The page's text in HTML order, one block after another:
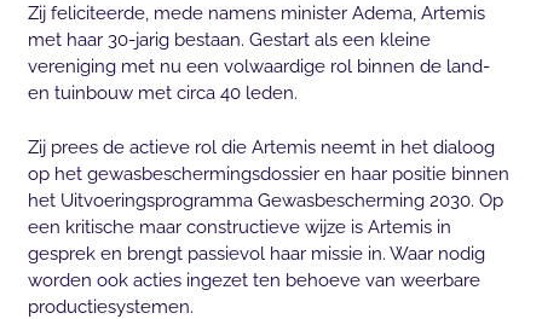
Zij feliciteerde, mede namens minister Adema, Artemis
met haar 30-jarig bestaan. Gestart als een kleine
vereniging met nu een volwaardige rol binnen de land-
en tuinbouw met circa 40 leden.
Zij prees de actieve rol die Artemis neemt in het dialoog
op het gewasbeschermingsdossier en haar positie binnen
het Uitvoeringsprogramma Gewasbescherming 2030. Op
een kritische maar constructieve wijze is Artemis in
gesprek en brengt passievol haar missie in. Waar nodig
worden ook acties ingezet ten behoeve van weerbare
productiesystemen.